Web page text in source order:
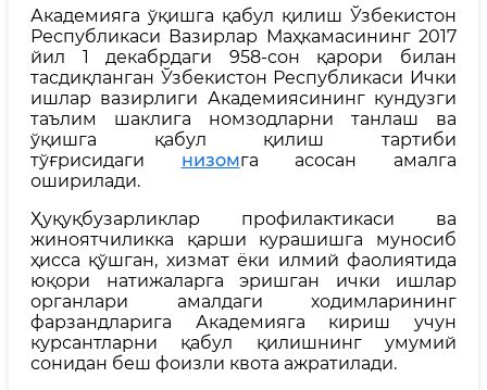
Академияга ўқишга қабул қилиш Ўзбекистон
Республикаси Вазирлар Маҳкамасининг 2017
йил 1 декабрдаги 958-сон қарори билан
тасдиқланган Ўзбекистон Республикаси Ички
ишлар вазирлиги Академиясининг кундузги
таълим шаклига номзодларни танлаш ва
ўқишга қабул қилиш тартиби
тўғрисидаги низомга асосан амалга
оширилади.
Ҳуқуқбузарликлар профилактикаси ва
жиноятчиликка қарши курашишга муносиб
ҳисса қўшган, хизмат ёки илмий фаолиятида
юқори натижаларга эришган ички ишлар
органлари амалдаги ходимларининг
фарзандларига Академияга кириш учун
курсантларни қабул қилишнинг умумий
сонидан беш фоизли квота ажратилади.